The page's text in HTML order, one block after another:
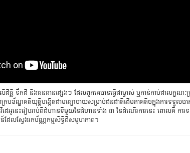
ដីធ្លី ទឹកដី និងធនធានផ្សេងៗ ដែលពួកគេបានធ្វើជាម្ចាស់ ឬកាន់កាប់ជាលក្ខណ
របខ័ណ្ឌគតិយុត្តិបង្កើតជាមធ្យោបាយសម្រាប់ជនជាតិដើមភាគតិចក្នុងការទទួល
េអូនេះរៀបរាប់ពីជំហានទីមួយនៃជំហានទាំង ៣ នៃដំណើរការនេះ ពោលគឺ កា
ែលស្វែងរកប័ណ្ណកម្មសិទ្ធិដីសមូហភាព។